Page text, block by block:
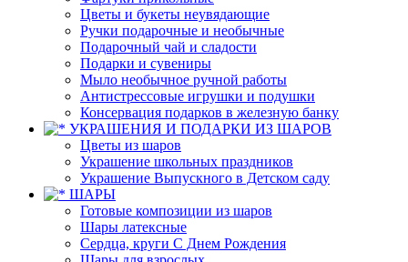
Цветы и букеты неувядающие
Ручки подарочные и необычные
Подарочный чай и сладости
Подарки и сувениры
Мыло необычное ручной работы
Антистрессовые игрушки и подушки
Консервация подарков в железную банку
УКРАШЕНИЯ И ПОДАРКИ ИЗ ШАРОВ
Цветы из шаров
Украшение школьных праздников
Украшение Выпускного в Детском саду
ШАРЫ
Готовые композиции из шаров
Шары латексные
Сердца, круги С Днем Рождения